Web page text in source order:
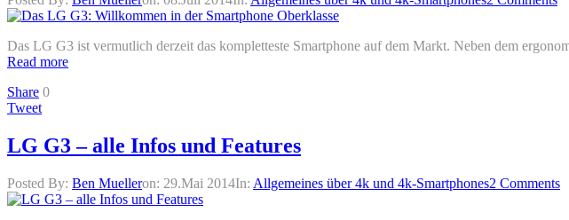
Das LG G3 ist vermutlich derzeit das kompletteste Smartphone auf dem Markt. Neben dem
Read more
Share 0
Tweet
LG G3 – alle Infos und Features
Posted By: Ben Muelleron: 29.Mai 2014In: Allgemeines über 4k und 4k-Smartphones2 Comments